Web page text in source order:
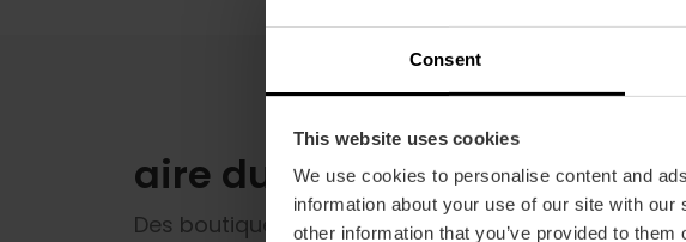
Consent
This website uses cookies
We use cookies to personalise content and
information about your use of our site with
other information that you’ve provided to
aire du shopping à
Des boutiques exclusives de la Calle de la Paz